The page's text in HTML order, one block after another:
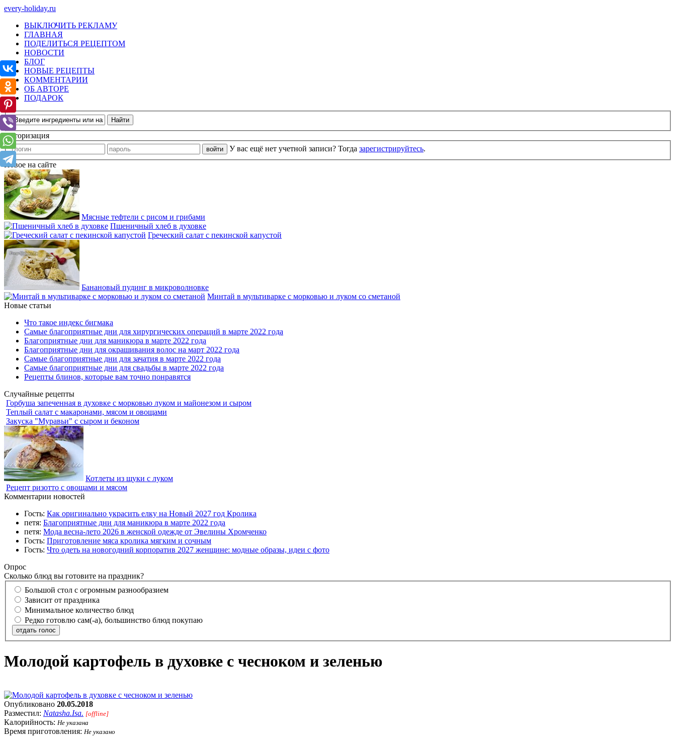
every-holiday.ru
ВЫКЛЮЧИТЬ РЕКЛАМУ
ГЛАВНАЯ
ПОДЕЛИТЬСЯ РЕЦЕПТОМ
НОВОСТИ
БЛОГ
НОВЫЕ РЕЦЕПТЫ
КОММЕНТАРИИ
ОБ АВТОРЕ
ПОДАРОК
Авторизация
У вас ещё нет учетной записи? Тогда зарегистрируйтесь.
Новое на сайте
Мясные тефтели с рисом и грибами
Пшеничный хлеб в духовке
Греческий салат с пекинской капустой
Банановый пудинг в микроволновке
Минтай в мультиварке с морковью и луком со сметаной
Новые статьи
Что такое индекс бигмака
Самые благоприятные дни для хирургических операций в марте 2022 года
Благоприятные дни для маникюра в марте 2022 года
Благоприятные дни для окрашивания волос на март 2022 года
Самые благоприятные дни для зачатия в марте 2022 года
Самые благоприятные дни для свадьбы в марте 2022 года
Рецепты блинов, которые вам точно понравятся
Случайные рецепты
Горбуша запеченная в духовке с морковью луком и майонезом и сыром
Теплый салат с макаронами, мясом и овощами
Закуска "Муравьи" с сыром и беконом
Котлеты из щуки с луком
Рецепт ризотто с овощами и мясом
Комментарии новостей
Гость: Как оригинально украсить елку на Новый 2027 год Кролика
петя: Благоприятные дни для маникюра в марте 2022 года
петя: Мода весна-лето 2026 в женской одежде от Эвелины Хромченко
Гость: Приготовление мяса кролика мягким и сочным
Гость: Что одеть на новогодний корпоратив 2027 женщине: модные образы, идеи с фото
Опрос
Сколько блюд вы готовите на праздник?
Большой стол с огромным разнообразием
Зависит от праздника
Минимальное количество блюд
Редко готовлю сам(-а), большинство блюд покупаю
отдать голос
Молодой картофель в духовке с чесноком и зеленью
Опубликовано 20.05.2018
Разместил: Natasha.Isa. [offline]
Калорийность: Не указана
Время приготовления: Не указано